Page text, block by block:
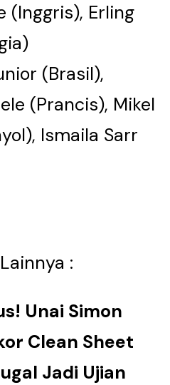
(Inggris), Erling
(Brasil),
(Prancis), Mikel
Ismaila Sarr
:
Unai Simon
Clean Sheet
Jadi Ujian